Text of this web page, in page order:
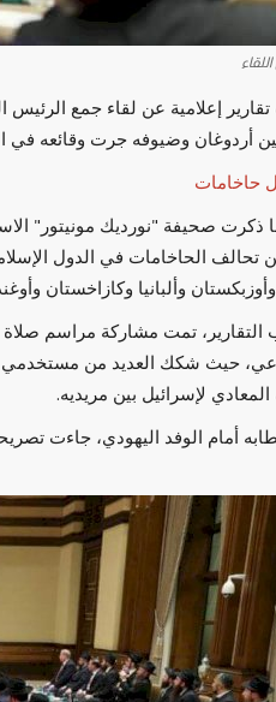
إعلامية عن لقاء جمع الرئيس
بين أردوغان وضيوفه جرت وقائعه في
حاخامات
ذكرت صحيفة "نورديك مونيتور"
وألبانيا وكازاخستان
تمت مشاركة مراسم
حيث شكك العديد من مستخدمي
لإسرائيل بين مريديه.
أمام الوفد اليهودي، جاءت